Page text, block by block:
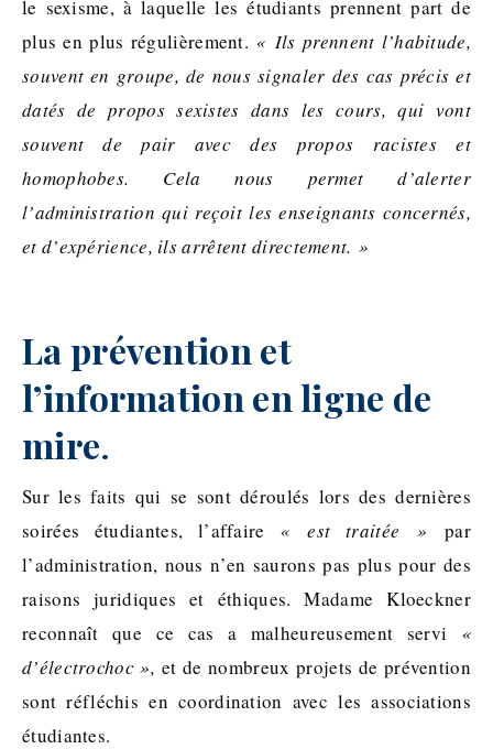
le sexisme, à laquelle les étudiants prennent part de
plus en plus régulièrement. « Ils prennent l’habitude,
souvent en groupe, de nous signaler des cas précis et
datés de propos sexistes dans les cours, qui vont
souvent de pair avec des propos racistes et
homophobes. Cela nous permet d’alerter
l’administration qui reçoit les enseignants concernés,
et d’expérience, ils arrêtent directement. »
La prévention et
l’information en ligne de
mire.
Sur les faits qui se sont déroulés lors des dernières
soirées étudiantes, l’affaire « est traitée » par
l’administration, nous n’en saurons pas plus pour des
raisons juridiques et éthiques. Madame Kloeckner
reconnaît que ce cas a malheureusement servi «
d’électrochoc », et de nombreux projets de prévention
sont réfléchis en coordination avec les associations
étudiantes.